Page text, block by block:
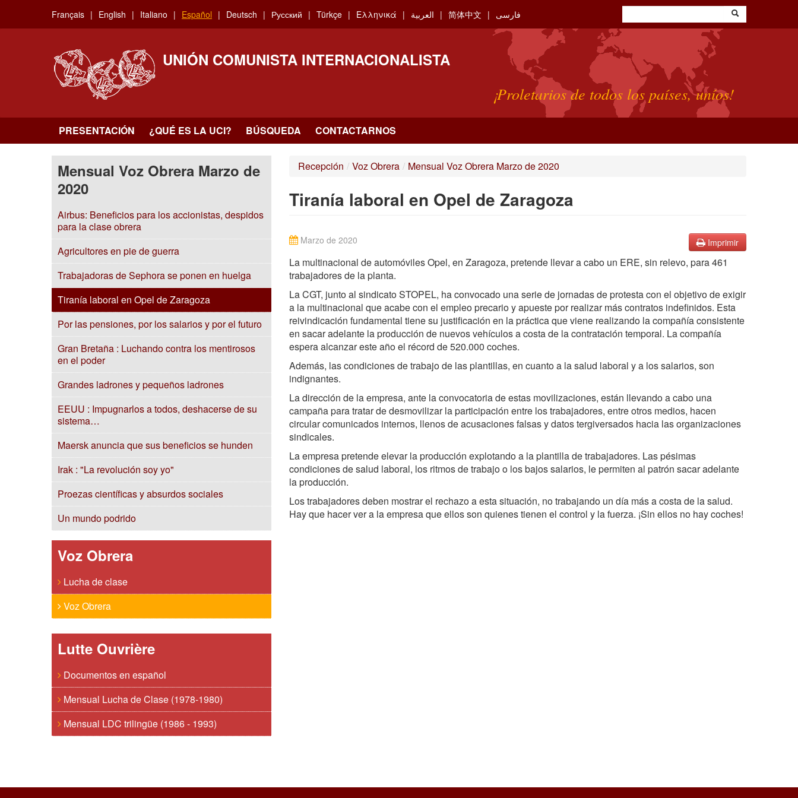
main
Français English Italiano Español Deutsch Русский Türkçe Ελληνικά العربية 简体中文 فارسی
UNIÓN COMUNISTA INTERNACIONALISTA
¡Proletarios de todos los países, uníos!
PRESENTACIÓN ¿QUÉ ES LA UCI? BÚSQUEDA CONTACTARNOS
Mensual Voz Obrera Marzo de
2020
Airbus: Beneficios para los accionistas, despidos
para la clase obrera
Agricultores en pie de guerra
Trabajadoras de Sephora se ponen en huelga
Tiranía laboral en Opel de Zaragoza
Por las pensiones, por los salarios y por el futuro
Gran Bretaña : Luchando contra los mentirosos
en el poder
Grandes ladrones y pequeños ladrones
EEUU : Impugnarlos a todos, deshacerse de su
sistema…
Maersk anuncia que sus beneficios se hunden
Irak : "La revolución soy yo"
Proezas científicas y absurdos sociales
Un mundo podrido
Voz Obrera
Lucha de clase
Voz Obrera
Lutte Ouvrière
Documentos en español
Mensual Lucha de Clase (1978-1980)
Mensual LDC trilingüe (1986 - 1993)
Recepción / Voz Obrera / Mensual Voz Obrera Marzo de 2020
Tiranía laboral en Opel de Zaragoza
Imprimir
Marzo de 2020
La multinacional de automóviles Opel, en Zaragoza, pretende llevar a cabo un ERE, sin relevo, para 461
trabajadores de la planta.
La CGT, junto al sindicato STOPEL, ha convocado una serie de jornadas de protesta con el objetivo de exigir
a la multinacional que acabe con el empleo precario y apueste por realizar más contratos indefinidos. Esta
reivindicación fundamental tiene su justificación en la práctica que viene realizando la compañía consistente
en sacar adelante la producción de nuevos vehículos a costa de la contratación temporal. La compañía
espera alcanzar este año el récord de 520.000 coches.
Además, las condiciones de trabajo de las plantillas, en cuanto a la salud laboral y a los salarios, son
indignantes.
La dirección de la empresa, ante la convocatoria de estas movilizaciones, están llevando a cabo una
campaña para tratar de desmovilizar la participación entre los trabajadores, entre otros medios, hacen
circular comunicados internos, llenos de acusaciones falsas y datos tergiversados hacia las organizaciones
sindicales.
La empresa pretende elevar la producción explotando a la plantilla de trabajadores. Las pésimas
condiciones de salud laboral, los ritmos de trabajo o los bajos salarios, le permiten al patrón sacar adelante
la producción.
Los trabajadores deben mostrar el rechazo a esta situación, no trabajando un día más a costa de la salud.
Hay que hacer ver a la empresa que ellos son quienes tienen el control y la fuerza. ¡Sin ellos no hay coches!